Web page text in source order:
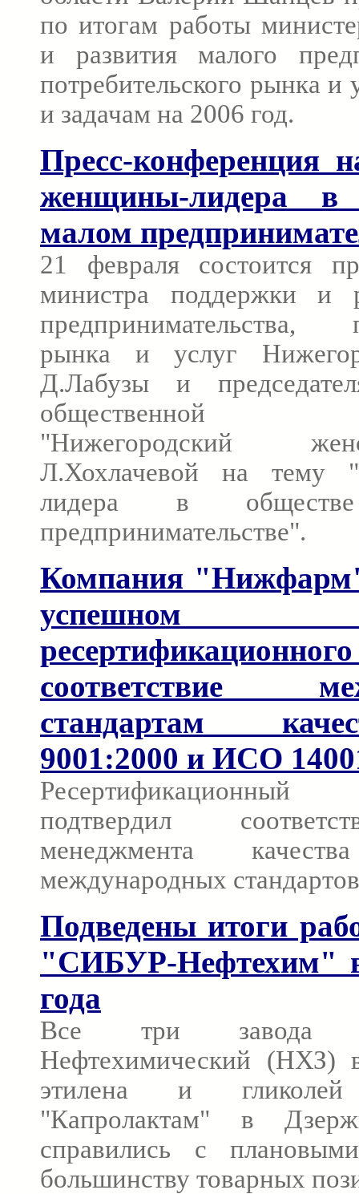
по итогам работы
и развития малого
потребительского рынка и
и задачам на 2006 год.
Пресс-конференция
женщины-лидера
малом
21 февраля состоится
министра поддержки и
предпринимательства,
рынка и услуг
Д.Лабузы и
общественной
"Нижегородский
Л.Хохлачевой на тему
лидера в
предпринимательстве".
Компания
успешном
соответствие
стандартам
9001:2000 и ИСО
подтвердил
менеджмента
международных
Подведены итоги
"СИБУР-Нефтехим"
года
Все три завода
Нефтехимический (НХЗ)
этилена и
"Капролактам" в
справились с
большинству товарных